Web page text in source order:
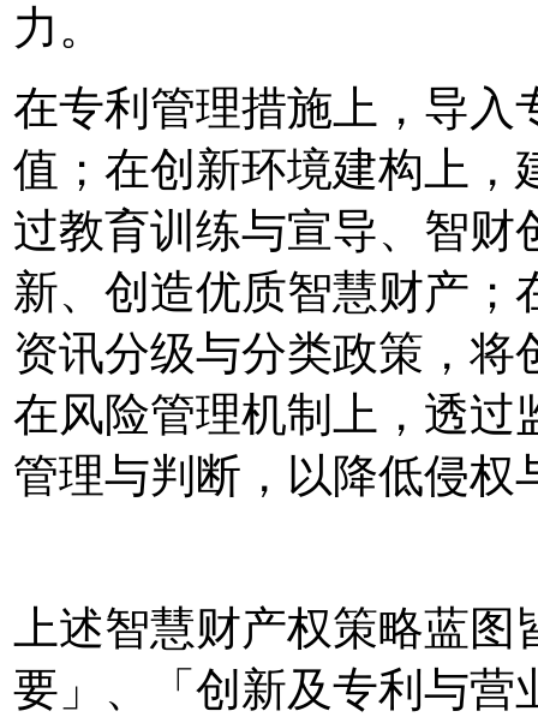
力。
在专利管理措施上，导入
值；在创新环境建构上，
过教育训练与宣导、智财
新、创造优质智慧财产；
资讯分级与分类政策，将
在风险管理机制上，透过
管理与判断，以降低侵权
上述智慧财产权策略蓝
要」、「创新及专利与营